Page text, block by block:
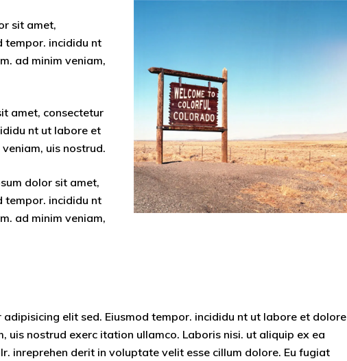
sit amet,
tempor. incididu nt
ad minim veniam,
amet, consectetur
nt ut labore et
uis nostrud.
dolor sit amet,
tempor. incididu nt
ad minim veniam,
elit sed. Eiusmod tempor. incididu nt ut labore et dolore
uis nostrud exerc itation ullamco. Laboris nisi. ut aliquip ex ea
inreprehen derit in voluptate velit esse cillum dolore. Eu fugiat